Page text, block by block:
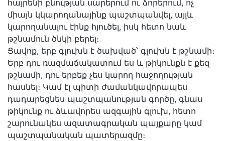
հայրենի բնության սարերում ու ձորերում, ոչ
միայն կկարողանայինք պաշտպանվել, այլև
կարողանալու էինք հյուծել, իսկ հետո նաև
թշնամուն ծնկի բերել։
Ցավոք, երբ գլուխն է ծախված՝ գլուխն է թշնամի։
Երբ դու ռազմաճակատում ես և թիկունքն է քեզ
թշնամի, դու երբեք չես կարող հաջողության
հասնել։ Կամ էլ պիտի ժամանկավորապես
դադարեցնես պաշտպանության գործը, գնաս
թիկունք ու ձևավորես ազգային գլուխ, հետո
շարունակես ազատագրական պայքարը կամ
պաշտպանական պատերազմը։